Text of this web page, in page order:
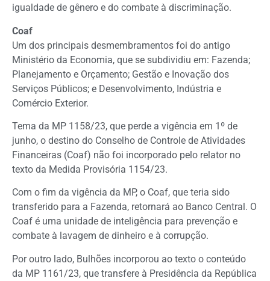
igualdade de gênero e do combate à discriminação.
Coaf
Um dos principais desmembramentos foi do antigo
Ministério da Economia, que se subdividiu em: Fazenda;
Planejamento e Orçamento; Gestão e Inovação dos
Serviços Públicos; e Desenvolvimento, Indústria e
Comércio Exterior.
Tema da MP 1158/23, que perde a vigência em 1º de
junho, o destino do Conselho de Controle de Atividades
Financeiras (Coaf) não foi incorporado pelo relator no
texto da Medida Provisória 1154/23.
Com o fim da vigência da MP, o Coaf, que teria sido
transferido para a Fazenda, retornará ao Banco Central. O
Coaf é uma unidade de inteligência para prevenção e
combate à lavagem de dinheiro e à corrupção.
Por outro lado, Bulhões incorporou ao texto o conteúdo
da MP 1161/23, que transfere à Presidência da República